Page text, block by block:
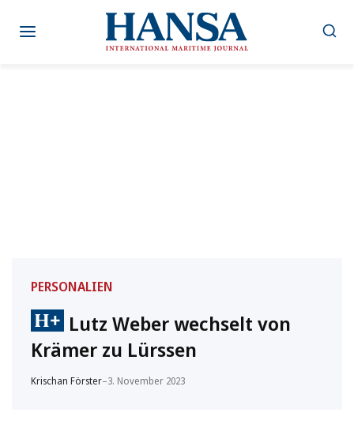
Inhalt
PERSONALIEN
Lutz Weber wechselt von
Krämer zu Lürssen
Krischan Förster–3. November 2023